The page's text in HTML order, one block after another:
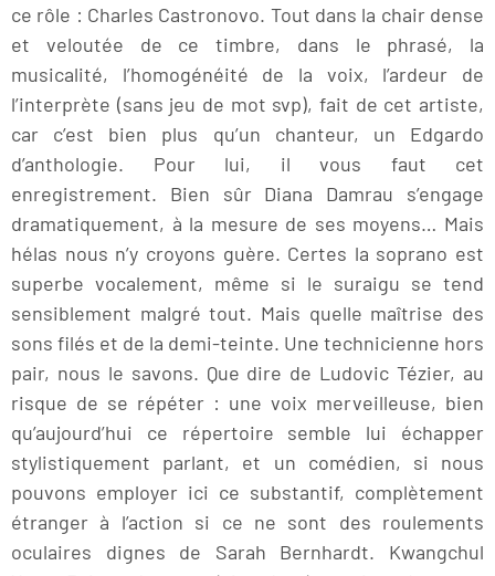
ce rôle : Charles Castronovo. Tout dans la chair dense
et veloutée de ce timbre, dans le phrasé, la
musicalité, l’homogénéité de la voix, l’ardeur de
l’interprète (sans jeu de mot svp), fait de cet artiste,
car c’est bien plus qu’un chanteur, un Edgardo
d’anthologie. Pour lui, il vous faut cet
enregistrement. Bien sûr Diana Damrau s’engage
dramatiquement, à la mesure de ses moyens… Mais
hélas nous n’y croyons guère. Certes la soprano est
superbe vocalement, même si le suraigu se tend
sensiblement malgré tout. Mais quelle maîtrise des
sons filés et de la demi-teinte. Une technicienne hors
pair, nous le savons. Que dire de Ludovic Tézier, au
risque de se répéter : une voix merveilleuse, bien
qu’aujourd’hui ce répertoire semble lui échapper
stylistiquement parlant, et un comédien, si nous
pouvons employer ici ce substantif, complètement
étranger à l’action si ce ne sont des roulements
oculaires dignes de Sarah Bernhardt. Kwangchul